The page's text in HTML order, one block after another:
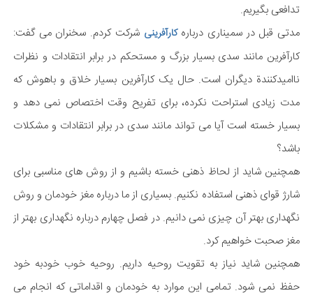
تدافعی بگیریم.
مدتی قبل در سمیناری دربارهکارآفرینی شرکت کردم. سخنران می گفت:
کارآفرین مانند سدی بسیار بزرگ و مستحکم در برابر انتقادات و نظرات
ناامیدکنندة دیگران است. حال یک کارآفرین بسیار خلاق و باهوش که
مدت زیادی استراحت نکرده، برای تفریح وقت اختصاص نمی دهد و
بسیار خسته است آیا می تواند مانند سدی در برابر انتقادات و مشکلات
باشد؟
همچنین شاید از لحاظ ذهنی خسته باشیم و از روش های مناسبی برای
شارژ قوای ذهنی استفاده نکنیم. بسیاری از ما درباره مغز خودمان و روش
نگهداری بهتر آن چیزی نمی دانیم. در فصل چهارم درباره نگهداری بهتر از
مغز صحبت خواهیم کرد.
همچنین شاید نیاز به تقویت روحیه داریم. روحیه خوب خودبه خود
حفظ نمی شود. تمامی این موارد به خودمان و اقداماتی که انجام می